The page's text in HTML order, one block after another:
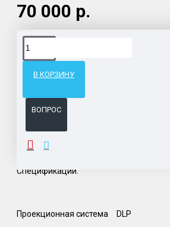
70 000 р.
В КОРЗИНУ
ВОПРОС
Доставка товара по всему
ОПИСАНИЕ
Спецификации:
Проекционная система‎ DLP ‎